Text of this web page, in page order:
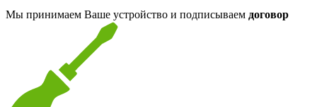
Мы принимаем Ваше устройство и подписываем договор